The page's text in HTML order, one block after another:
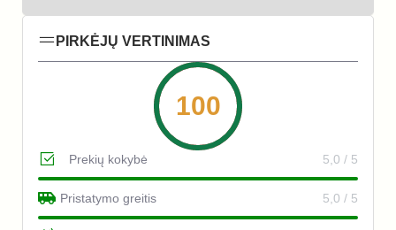
PIRKĖJŲ VERTINIMAS
100
Prekių kokybė 5,0 / 5
Pristatymo greitis 5,0 / 5